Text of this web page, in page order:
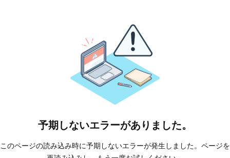
予期しないエラーがありました。
このページの読み込み時に予期しないエラーが発生しました。ページを